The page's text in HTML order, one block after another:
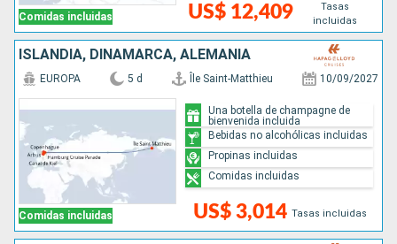
Comidas incluidas US$ 12,409
Tasas
incluidas
ISLANDIA, DINAMARCA, ALEMANIA
Comidas incluidas
EUROPA 5 d Île Saint-Matthieu 10/09/2027
US$ 3,014 Tasas incluidas
Una botella de champagne de
bienvenida incluida
Bebidas no alcohólicas incluidas
Propinas incluidas
Comidas incluidas